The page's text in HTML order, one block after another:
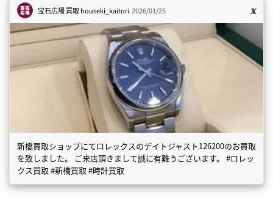
宝石広場 買取houseki_kaitori 2026/01/25
新橋買取ショップにてロレックスのデイトジャスト126200のお買取
を致しました。 ご来店頂きまして誠に有難うございます。 #ロレッ
クス買取 #新橋買取 #時計買取